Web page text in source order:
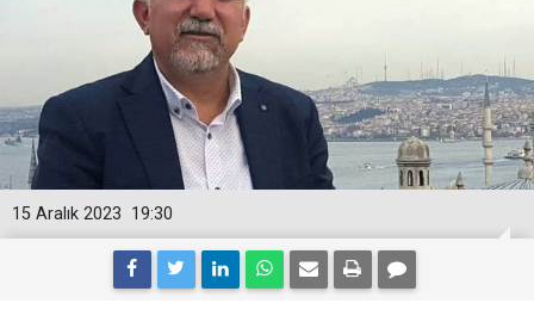
19:30
15 Aralık 2023